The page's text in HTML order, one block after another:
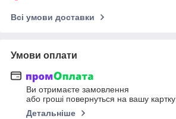
Всі умови доставки
Умови оплати
Ви отримаєте замовлення
або гроші повернуться на вашу картку
Детальніше